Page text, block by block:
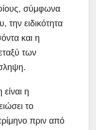
σύμφωνα
την ειδικότητα
και η
των
η
το
πριν από